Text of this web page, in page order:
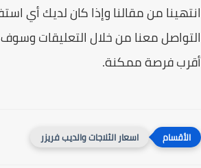
من مقالنا وإذا كان لديك أي
معنا من خلال التعليقات وسوف
فرصة ممكنة.
اسعار الثلاجات والديب فريزر